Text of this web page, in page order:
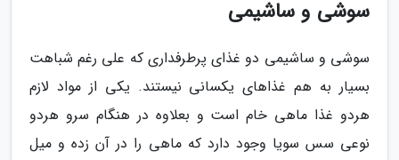
سوشی و ساشیمی
سوشی و ساشیمی دو غذای پرطرفداری که علی رغم شباهت
بسیار به هم غذاهای یکسانی نیستند. یکی از مواد لازم
هردو غذا ماهی خام است و بعلاوه در هنگام سرو هردو
نوعی سس سویا وجود دارد که ماهی را در آن زده و میل